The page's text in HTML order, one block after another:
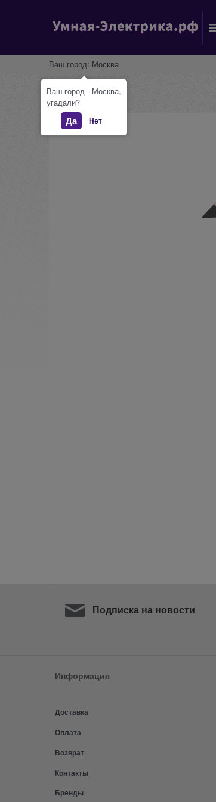
Ваш город: Москва
Подписка на новости
Информация
Доставка
Оплата
Возврат
Контакты
Бренды
Ваш город - Москва,
угадали?
Да Нет